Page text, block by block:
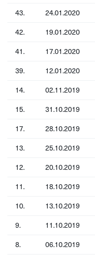
43.
24.01.2020
42.
19.01.2020
41.
17.01.2020
39.
12.01.2020
14.
02.11.2019
15.
31.10.2019
17.
28.10.2019
13.
25.10.2019
12.
20.10.2019
11.
18.10.2019
10.
13.10.2019
9.
11.10.2019
8.
06.10.2019